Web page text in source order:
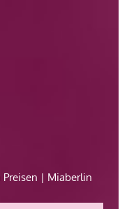
| Miaberlin